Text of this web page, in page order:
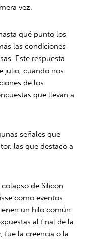
vez.
qué punto los
las condiciones
Este respuesta
julio, cuando nos
de los
que llevan a
señales que
las que destaco a
de Silicon
como eventos
un hilo común
al final de la
fue la creencia o la